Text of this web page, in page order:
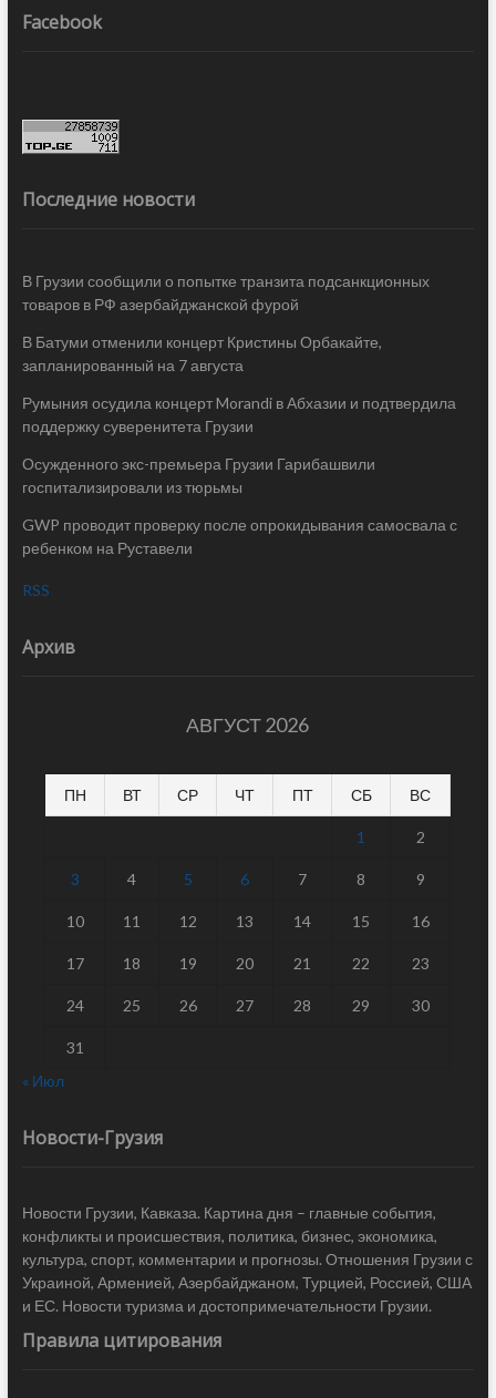
Facebook
Последние новости
В Грузии сообщили о попытке транзита подсанкционных
товаров в РФ азербайджанской фурой
В Батуми отменили концерт Кристины Орбакайте,
запланированный на 7 августа
Румыния осудила концерт Morandi в Абхазии и подтвердила
поддержку суверенитета Грузии
Осужденного экс-премьера Грузии Гарибашвили
госпитализировали из тюрьмы
GWP проводит проверку после опрокидывания самосвала с
ребенком на Руставели
RSS
Архив
АВГУСТ 2026
ПН ВТ СР ЧТ ПТ СБ ВС
1 2
3 4 5 6 7 8 9
10 11 12 13 14 15 16
17 18 19 20 21 22 23
24 25 26 27 28 29 30
31
« Июл
Новости-Грузия
Новости Грузии, Кавказа. Картина дня – главные события,
конфликты и происшествия, политика, бизнес, экономика,
культура, спорт, комментарии и прогнозы. Отношения Грузии с
Украиной, Арменией, Азербайджаном, Турцией, Россией, США
и ЕС. Новости туризма и достопримечательности Грузии.
Правила цитирования